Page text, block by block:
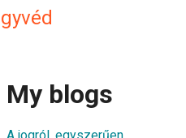
My blogs